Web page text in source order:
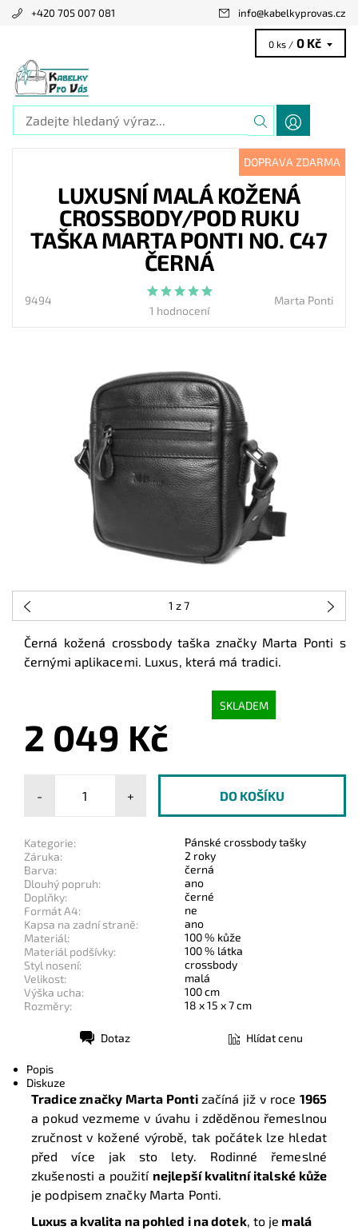
+420 705 007 081 info@kabelkyprovas.cz
0 ks / 0 Kč
DOPRAVA ZDARMA
LUXUSNÍ MALÁ KOŽENÁ
CROSSBODY/POD RUKU
TAŠKA MARTA PONTI NO. C47
ČERNÁ
9494
1 hodnocení
Marta Ponti
1 z 7
Černá kožená crossbody taška značky Marta Ponti s
černými aplikacemi. Luxus, která má tradici.
SKLADEM
2 049 Kč
- +
Kategorie:
Pánské crossbody tašky
Záruka:
2 roky
Barva:
černá
Dlouhý popruh:
ano
Doplňky:
černé
Formát A4:
ne
Kapsa na zadní straně:
ano
Materiál:
100 % kůže
Materiál podšívky:
100 % látka
Styl nosení:
crossbody
Velikost:
malá
Výška ucha:
100 cm
Rozměry:
18 x 15 x 7 cm
Dotaz Hlídat cenu
Popis
Diskuze
Tradice značky Marta Ponti začíná již v roce 1965
a pokud vezmeme v úvahu i zděděnou řemeslnou
zručnost v kožené výrobě, tak počátek lze hledat
před více jak sto lety. Rodinné řemeslné
zkušenosti a použití nejlepší kvalitní italské kůže
je podpisem značky Marta Ponti.
Luxus a kvalita na pohled i na dotek, to je malá